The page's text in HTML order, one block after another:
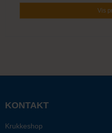
Vis
KONTAKT
Krukkeshop